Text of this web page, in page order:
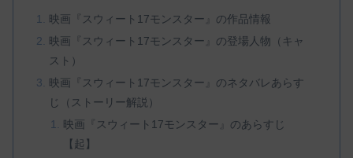
映画『スウィート17モンスター』の作品情報
映画『スウィート17モンスター』の登場人物（キャ
スト）
映画『スウィート17モンスター』のネタバレあらす
じ（ストーリー解説）
映画『スウィート17モンスター』のあらすじ
【起】